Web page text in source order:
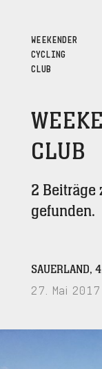
WEEKENDER
CYCLING
CLUB
CLUB
2 Beiträge
gefunden.
SAUERLAND,
27. Mai 2017